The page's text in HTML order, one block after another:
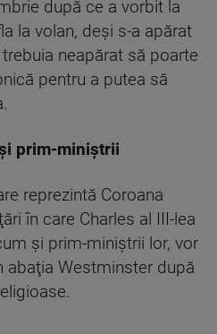
după ce a vorbit la
la volan, deşi s-a apărat
neapărat să poarte
pentru a putea să
prim-miniştrii
reprezintă Coroana
în care Charles al III-lea
şi prim-miniştrii lor, vor
abaţia Westminster după